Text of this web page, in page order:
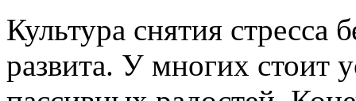
Культура снятия стресса
развита. У многих стоит